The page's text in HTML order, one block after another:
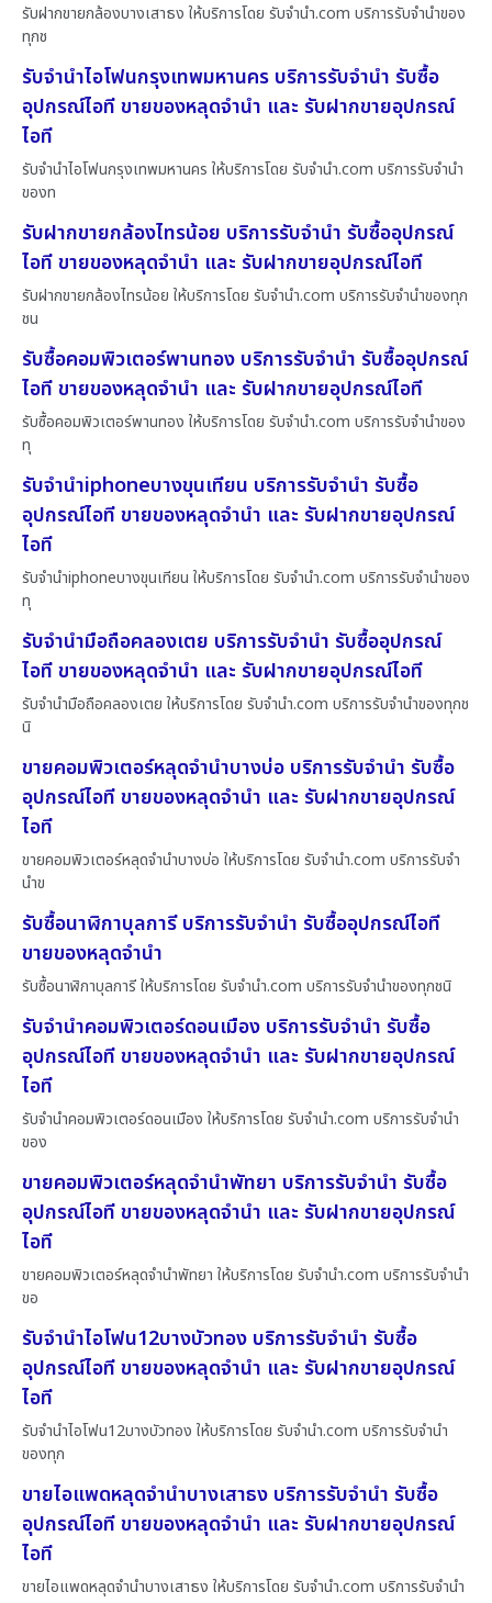
รับฝากขายกล้องบางเสาธง ให้บริการโดย รับจํานํา.com บริการรับจำนำของ
ทุกช
รับจำนำไอโฟนกรุงเทพมหานคร บริการรับจำนำ รับซื้อ
อุปกรณ์ไอที ขายของหลุดจำนำ และ รับฝากขายอุปกรณ์
ไอที
รับจำนำไอโฟนกรุงเทพมหานคร ให้บริการโดย รับจํานํา.com บริการรับจำนำ
ของท
รับฝากขายกล้องไทรน้อย บริการรับจำนำ รับซื้ออุปกรณ์
ไอที ขายของหลุดจำนำ และ รับฝากขายอุปกรณ์ไอที
รับฝากขายกล้องไทรน้อย ให้บริการโดย รับจํานํา.com บริการรับจำนำของทุก
ชน
รับซื้อคอมพิวเตอร์พานทอง บริการรับจำนำ รับซื้ออุปกรณ์
ไอที ขายของหลุดจำนำ และ รับฝากขายอุปกรณ์ไอที
รับซื้อคอมพิวเตอร์พานทอง ให้บริการโดย รับจํานํา.com บริการรับจำนำของ
ทุ
รับจำนำiphoneบางขุนเทียน บริการรับจำนำ รับซื้อ
อุปกรณ์ไอที ขายของหลุดจำนำ และ รับฝากขายอุปกรณ์
ไอที
รับจำนำiphoneบางขุนเทียน ให้บริการโดย รับจํานํา.com บริการรับจำนำของ
ทุ
รับจำนำมือถือคลองเตย บริการรับจำนำ รับซื้ออุปกรณ์
ไอที ขายของหลุดจำนำ และ รับฝากขายอุปกรณ์ไอที
รับจำนำมือถือคลองเตย ให้บริการโดย รับจํานํา.com บริการรับจำนำของทุกช
นิ
ขายคอมพิวเตอร์หลุดจำนำบางบ่อ บริการรับจำนำ รับซื้อ
อุปกรณ์ไอที ขายของหลุดจำนำ และ รับฝากขายอุปกรณ์
ไอที
ขายคอมพิวเตอร์หลุดจำนำบางบ่อ ให้บริการโดย รับจํานํา.com บริการรับจำ
นำข
รับซื้อนาฬิกาบุลการี บริการรับจำนำ รับซื้ออุปกรณ์ไอที
ขายของหลุดจำนำ
รับซื้อนาฬิกาบุลการี ให้บริการโดย รับจํานํา.com บริการรับจำนำของทุกชนิ
รับจำนำคอมพิวเตอร์ดอนเมือง บริการรับจำนำ รับซื้อ
อุปกรณ์ไอที ขายของหลุดจำนำ และ รับฝากขายอุปกรณ์
ไอที
รับจำนำคอมพิวเตอร์ดอนเมือง ให้บริการโดย รับจํานํา.com บริการรับจำนำ
ของ
ขายคอมพิวเตอร์หลุดจำนำพัทยา บริการรับจำนำ รับซื้อ
อุปกรณ์ไอที ขายของหลุดจำนำ และ รับฝากขายอุปกรณ์
ไอที
ขายคอมพิวเตอร์หลุดจำนำพัทยา ให้บริการโดย รับจํานํา.com บริการรับจำนำ
ขอ
รับจำนำไอโฟน12บางบัวทอง บริการรับจำนำ รับซื้อ
อุปกรณ์ไอที ขายของหลุดจำนำ และ รับฝากขายอุปกรณ์
ไอที
รับจำนำไอโฟน12บางบัวทอง ให้บริการโดย รับจํานํา.com บริการรับจำนำ
ของทุก
ขายไอแพดหลุดจำนำบางเสาธง บริการรับจำนำ รับซื้อ
อุปกรณ์ไอที ขายของหลุดจำนำ และ รับฝากขายอุปกรณ์
ไอที
ขายไอแพดหลุดจำนำบางเสาธง ให้บริการโดย รับจํานํา.com บริการรับจำนำ